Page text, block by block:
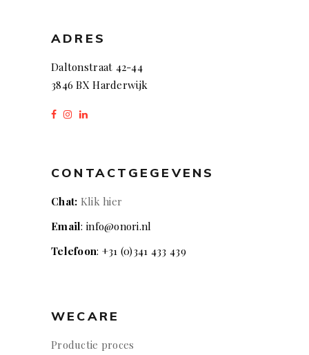
ADRES
Daltonstraat 42-44
3846 BX Harderwijk
CONTACTGEGEVENS
Chat: Klik hier
Email: info@onori.nl
Telefoon: +31 (0)341 433 439
WECARE
Productie proces